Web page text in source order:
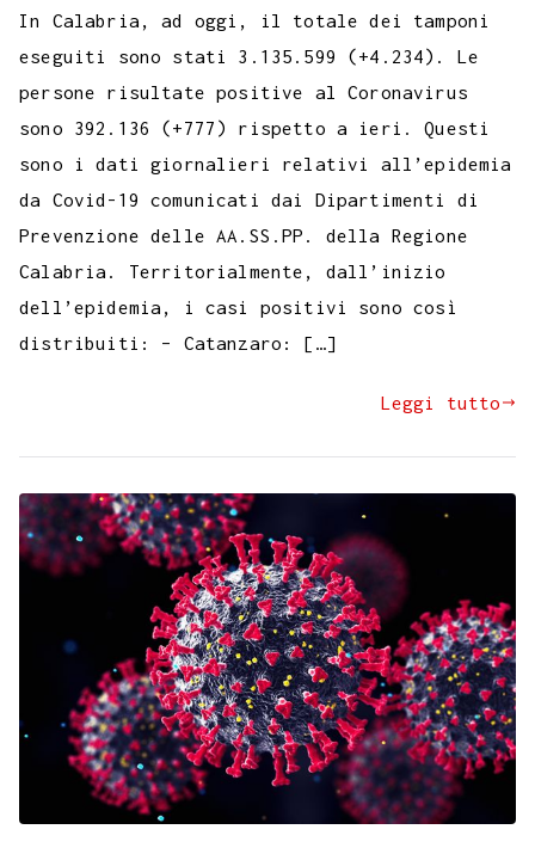
In Calabria, ad oggi, il totale dei tamponi
eseguiti sono stati 3.135.599 (+4.234). Le
persone risultate positive al Coronavirus
sono 392.136 (+777) rispetto a ieri. Questi
sono i dati giornalieri relativi all’epidemia
da Covid-19 comunicati dai Dipartimenti di
Prevenzione delle AA.SS.PP. della Regione
Calabria. Territorialmente, dall’inizio
dell’epidemia, i casi positivi sono così
distribuiti: – Catanzaro: […]
Leggi tutto